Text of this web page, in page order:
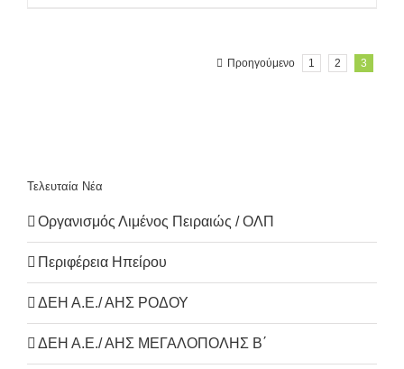
Προηγούμενο 1 2 3
Τελευταία Νέα
Οργανισμός Λιμένος Πειραιώς / ΟΛΠ
Περιφέρεια Ηπείρου
ΔΕΗ Α.Ε./ ΑΗΣ ΡΟΔΟΥ
ΔΕΗ Α.Ε./ ΑΗΣ ΜΕΓΑΛΟΠΟΛΗΣ Β΄